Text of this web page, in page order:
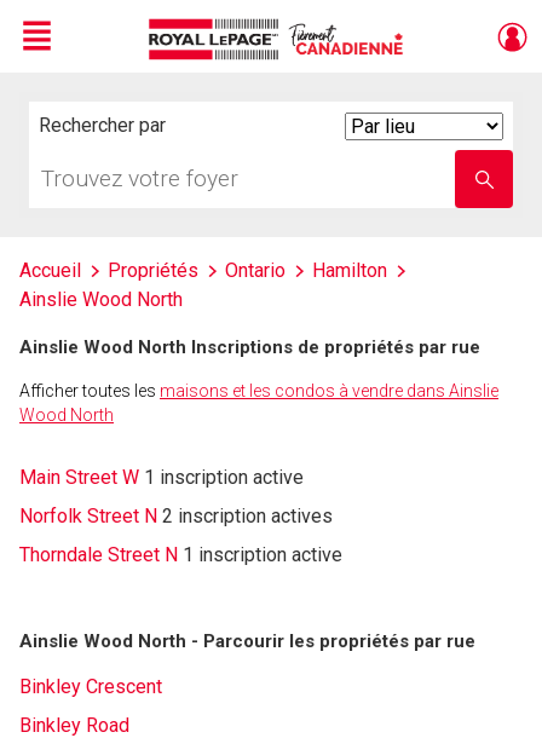
Menu
Rechercher par
votre
nom
Accueil Propriétés Ontario
Hamilton
Ainslie Wood North
Ainslie Wood North Inscriptions de propriétés par rue
Afficher toutes les maisons et les condos à vendre dans Ainslie
Wood North
Main Street W 1 inscription active
Norfolk Street N 2 inscription actives
Thorndale Street N 1 inscription active
Ainslie Wood North - Parcourir les propriétés par rue
Binkley Crescent
Binkley Road